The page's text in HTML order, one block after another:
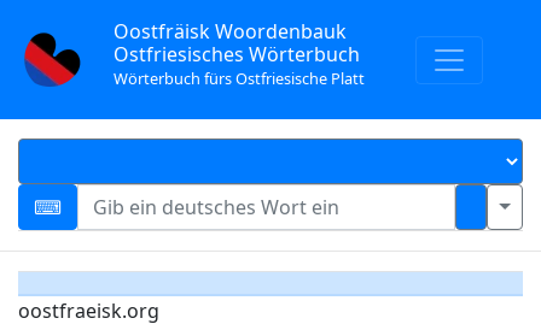
Oostfräisk Woordenbauk
Ostfriesisches Wörterbuch
Wörterbuch fürs Ostfriesische Platt
oostfraeisk.org